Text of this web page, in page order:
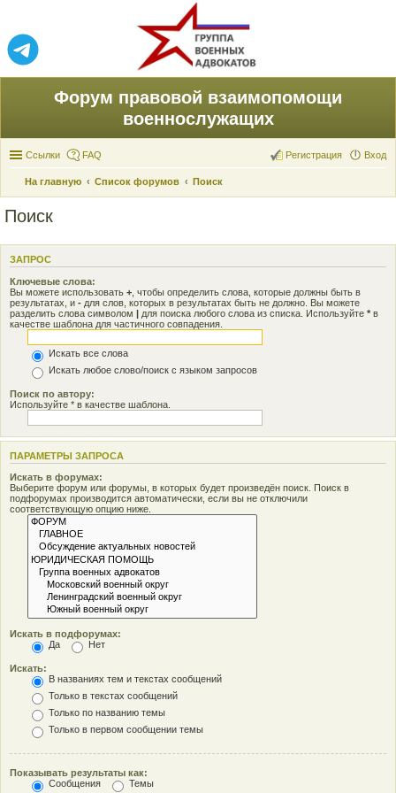
Форум правовой взаимопомощи
военнослужащих
Ссылки FAQ Вход
Регистрация
На главную Список форумов Поиск
Поиск
ЗАПРОС
Ключевые слова:
Вы можете использовать + , чтобы определить слова, которые должны быть в
результатах, и - для слов, которых в результатах быть не должно. Вы можете
разделить слова символом | для поиска любого слова из списка. Используйте * в
качестве шаблона для частичного совпадения.
Искать все слова
Искать любое слово/поиск с языком запросов
Поиск по автору:
Используйте * в качестве шаблона.
ПАРАМЕТРЫ ЗАПРОСА
Искать в форумах:
Выберите форум или форумы, в которых будет произведён поиск. Поиск в
подфорумах производится автоматически, если вы не отключили
соответствующую опцию ниже.
Искать в подфорумах:
Да
Нет
Искать:
В названиях тем и текстах сообщений
Только в текстах сообщений
Только по названию темы
Только в первом сообщении темы
Показывать результаты как:
Сообщения
Темы